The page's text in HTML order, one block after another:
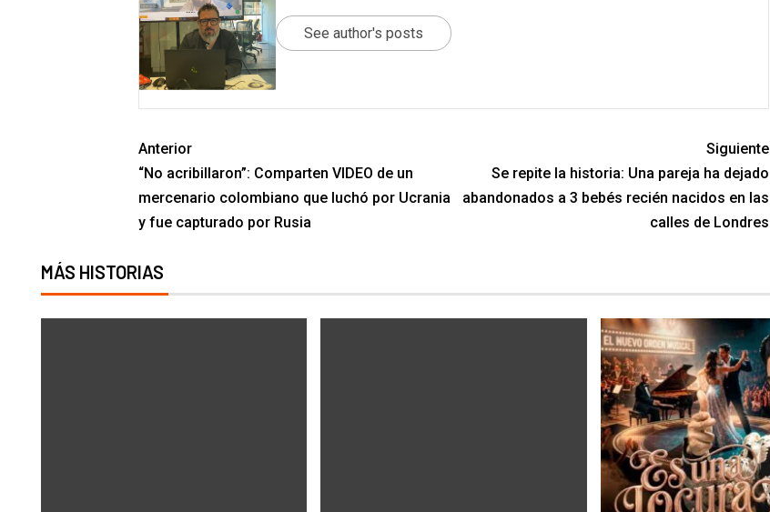
See author's posts
Anterior
“No acribillaron”: Comparten VIDEO de un
mercenario colombiano que luchó por Ucrania
y fue capturado por Rusia
Siguiente
Se repite la historia: Una pareja ha dejado
abandonados a 3 bebés recién nacidos en las
calles de Londres
MÁS HISTORIAS